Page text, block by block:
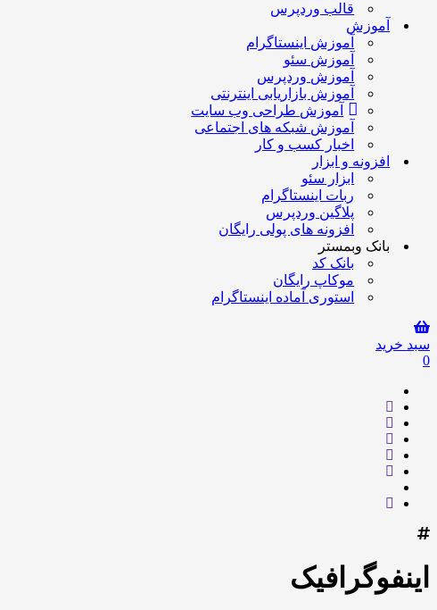
قالب وردپرس
آموزش
آموزش اینستاگرام
آموزش سئو
آموزش وردپرس
آموزش بازاریابی اینترنتی
آموزش طراحی وب سایت
آموزش شبکه های اجتماعی
اخبار کسب و کار
افزونه و ابزار
ابزار سئو
ربات اینستاگرام
پلاگین وردپرس
افزونه های پولی رایگان
بانک وبمستر
بانک کد
موکاپ رایگان
استوری آماده اینستاگرام
سبد خرید
0
اینفوگرافیک